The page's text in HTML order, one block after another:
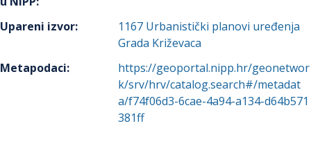
Upareni izvor: 1167 Urbanistički planovi uređenja
Grada Križevaca
Metapodaci:
https://geoportal.nipp.hr/geonetwor
k/srv/hrv/catalog.search#/metadat
a/f74f06d3-6cae-4a94-a134-d64b571
381ff